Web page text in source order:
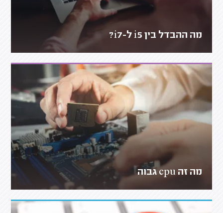
מה ההבדל בין i5 ל-i7?
מה זה cpu גבוה